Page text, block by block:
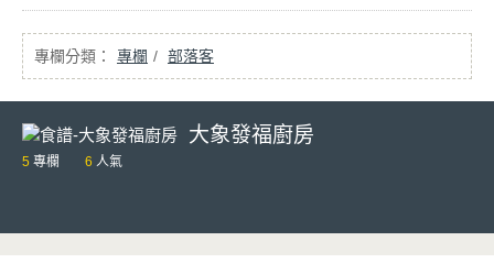
專欄 部落客
大象發福廚房
5 專欄 6 人氣